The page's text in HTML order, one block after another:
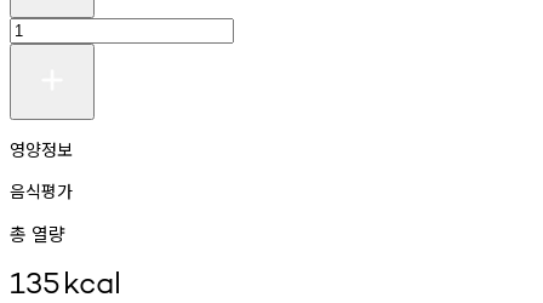
영양정보
음식평가
총 열량
135kcal